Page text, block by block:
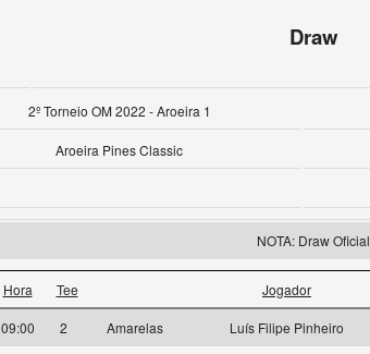
Draw
2º Torneio OM 2022 - Aroeira 1
Aroeira Pines Classic
NOTA: Draw Oficial
Hora Tee Jogador
09:00 2 Amarelas Luís Filipe Pinheiro